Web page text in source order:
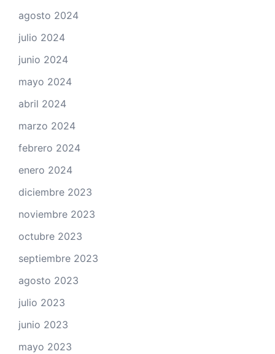
agosto 2024
julio 2024
junio 2024
mayo 2024
abril 2024
marzo 2024
febrero 2024
enero 2024
diciembre 2023
noviembre 2023
octubre 2023
septiembre 2023
agosto 2023
julio 2023
junio 2023
mayo 2023